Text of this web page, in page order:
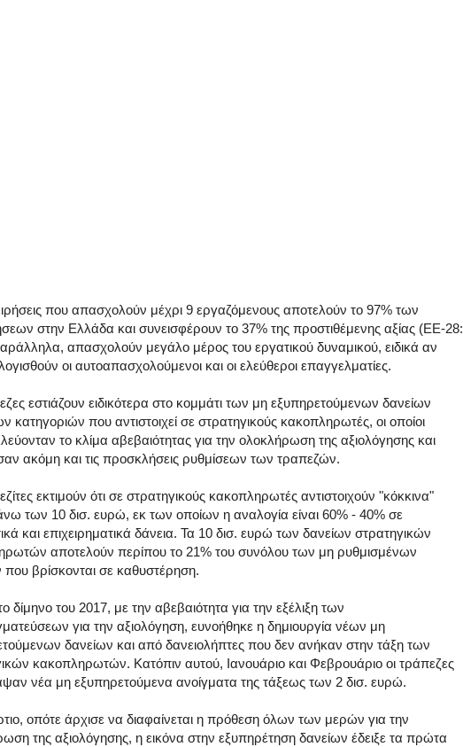
που απασχολούν μέχρι 9 εργαζόμενους αποτελούν το 97% των
στην Ελλάδα και συνεισφέρουν το 37% της προστιθέμενης αξίας (ΕΕ-28:
απασχολούν μεγάλο μέρος του εργατικού δυναμικού, ειδικά αν
οι αυτοαπασχολούμενοι και οι ελεύθεροι επαγγελματίες.
εστιάζουν ειδικότερα στο κομμάτι των μη εξυπηρετούμενων δανείων
κατηγοριών που αντιστοιχεί σε στρατηγικούς κακοπληρωτές, οι οποίοι
το κλίμα αβεβαιότητας για την ολοκλήρωση της αξιολόγησης και
ακόμη και τις προσκλήσεις ρυθμίσεων των τραπεζών.
εκτιμούν ότι σε στρατηγικούς κακοπληρωτές αντιστοιχούν "κόκκινα"
των 10 δισ. ευρώ, εκ των οποίων η αναλογία είναι 60% - 40% σε
και επιχειρηματικά δάνεια. Τα 10 δισ. ευρώ των δανείων στρατηγικών
αποτελούν περίπου το 21% του συνόλου των μη ρυθμισμένων
που βρίσκονται σε καθυστέρηση.
δίμηνο του 2017, με την αβεβαιότητα για την εξέλιξη των
για την αξιολόγηση, ευνοήθηκε η δημιουργία νέων μη
δανείων και από δανειολήπτες που δεν ανήκαν στην τάξη των
κακοπληρωτών. Κατόπιν αυτού, Ιανουάριο και Φεβρουάριο οι τράπεζες
νέα μη εξυπηρετούμενα ανοίγματα της τάξεως των 2 δισ. ευρώ.
οπότε άρχισε να διαφαίνεται η πρόθεση όλων των μερών για την
της αξιολόγησης, η εικόνα στην εξυπηρέτηση δανείων έδειξε τα πρώτα